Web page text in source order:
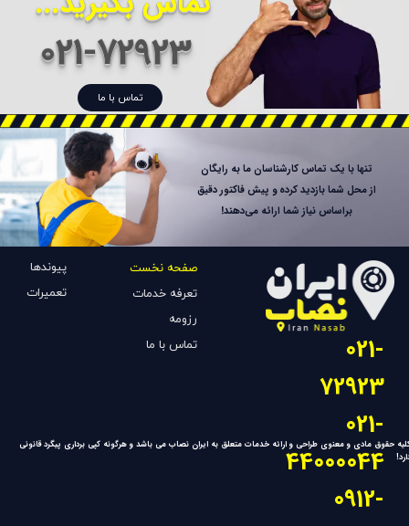
021-72923
تماس با ما
تنها با یک تماس کارشناسان ما به رایگان
از محل شما بازدید کرده و پیش فاکتور دقیق
براساس نیاز شما ارائه می‌دهند!
حقوق مادی و معنوی طراحی و ارائه خدمات متعلق به ایران نصاب می باشد و هرگونه کپی برداری پیگرد قانونی
صفحه نخست
تعرفه خدمات
رزومه
تماس با ما
پیوندها
تعمیرات
021-
72923
021-
44000044
​​​​​​​0912-